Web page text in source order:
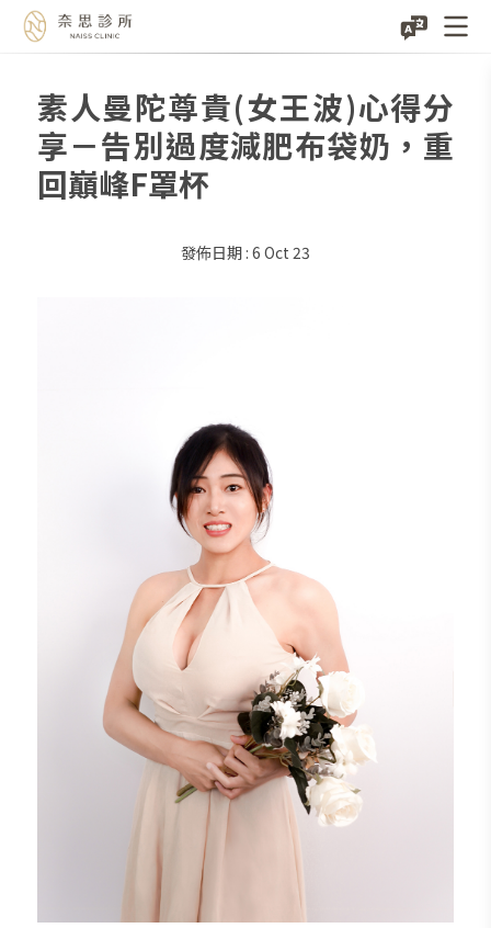
content
素人曼陀尊貴(女王波)心得分
享－告別過度減肥布袋奶，重
回巔峰F罩杯
6 Oct 23